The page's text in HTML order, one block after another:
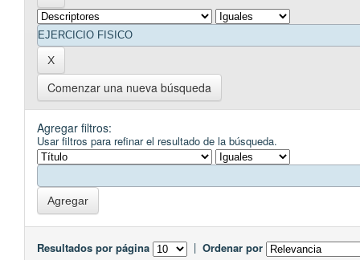
Comenzar una nueva búsqueda
Agregar filtros:
Usar filtros para refinar el resultado de la búsqueda.
Resultados por página | Ordenar por